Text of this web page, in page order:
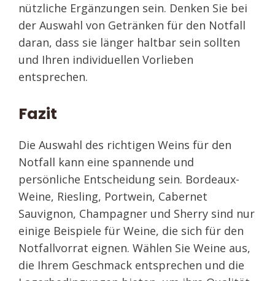
nützliche Ergänzungen sein. Denken Sie bei
der Auswahl von Getränken für den Notfall
daran, dass sie länger haltbar sein sollten
und Ihren individuellen Vorlieben
entsprechen.
Fazit
Die Auswahl des richtigen Weins für den
Notfall kann eine spannende und
persönliche Entscheidung sein. Bordeaux-
Weine, Riesling, Portwein, Cabernet
Sauvignon, Champagner und Sherry sind nur
einige Beispiele für Weine, die sich für den
Notfallvorrat eignen. Wählen Sie Weine aus,
die Ihrem Geschmack entsprechen und die